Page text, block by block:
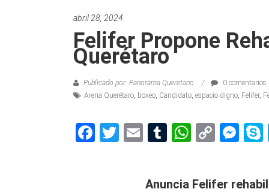
abril 28, 2024
Felifer Propone
Querétaro
Publicado por: Panorama Queretano
0 comentarios
Arena Querétaro, boxeo, Candidato, espacio digno, Felifer,
Facebook
Twitter
EmailTumblrCopy
Anuncia Felifer